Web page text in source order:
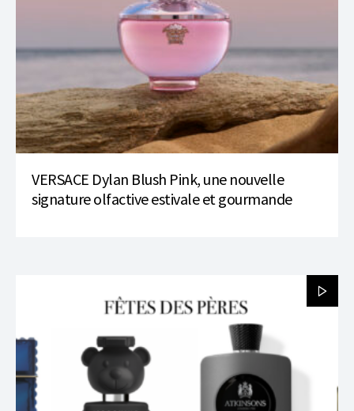
VERSACE Dylan Blush Pink, une nouvelle
signature olfactive estivale et gourmande